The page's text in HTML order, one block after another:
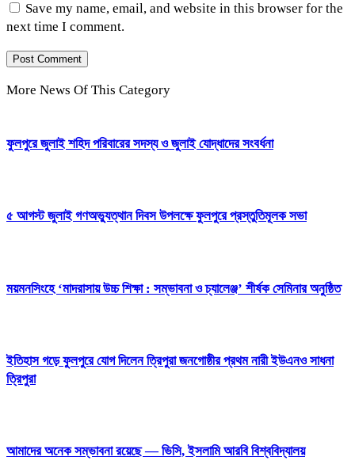
Save my name, email, and website in this browser for the
next time I comment.
More News Of This Category
ফুলপুরে জুলাই শহিদ পরিবারের সদস্য ও জুলাই যোদ্ধাদের সংবর্ধনা
৫ আগস্ট জুলাই গণঅভ্যুত্থান দিবস উপলক্ষে ফুলপুরে প্রস্তুতিমূলক সভা
ময়মনসিংহে ‘মাদরাসায় উচ্চ শিক্ষা : সম্ভাবনা ও চ্যালেঞ্জ’ শীর্ষক সেমিনার অনুষ্ঠিত
ইতিহাস গড়ে ফুলপুরে যোগ দিলেন ত্রিপুরা জনগোষ্ঠীর প্রথম নারী ইউএনও সাধনা
ত্রিপুরা
আমাদের অনেক সম্ভাবনা রয়েছে — ভিসি, ইসলামি আরবি বিশ্ববিদ্যালয়